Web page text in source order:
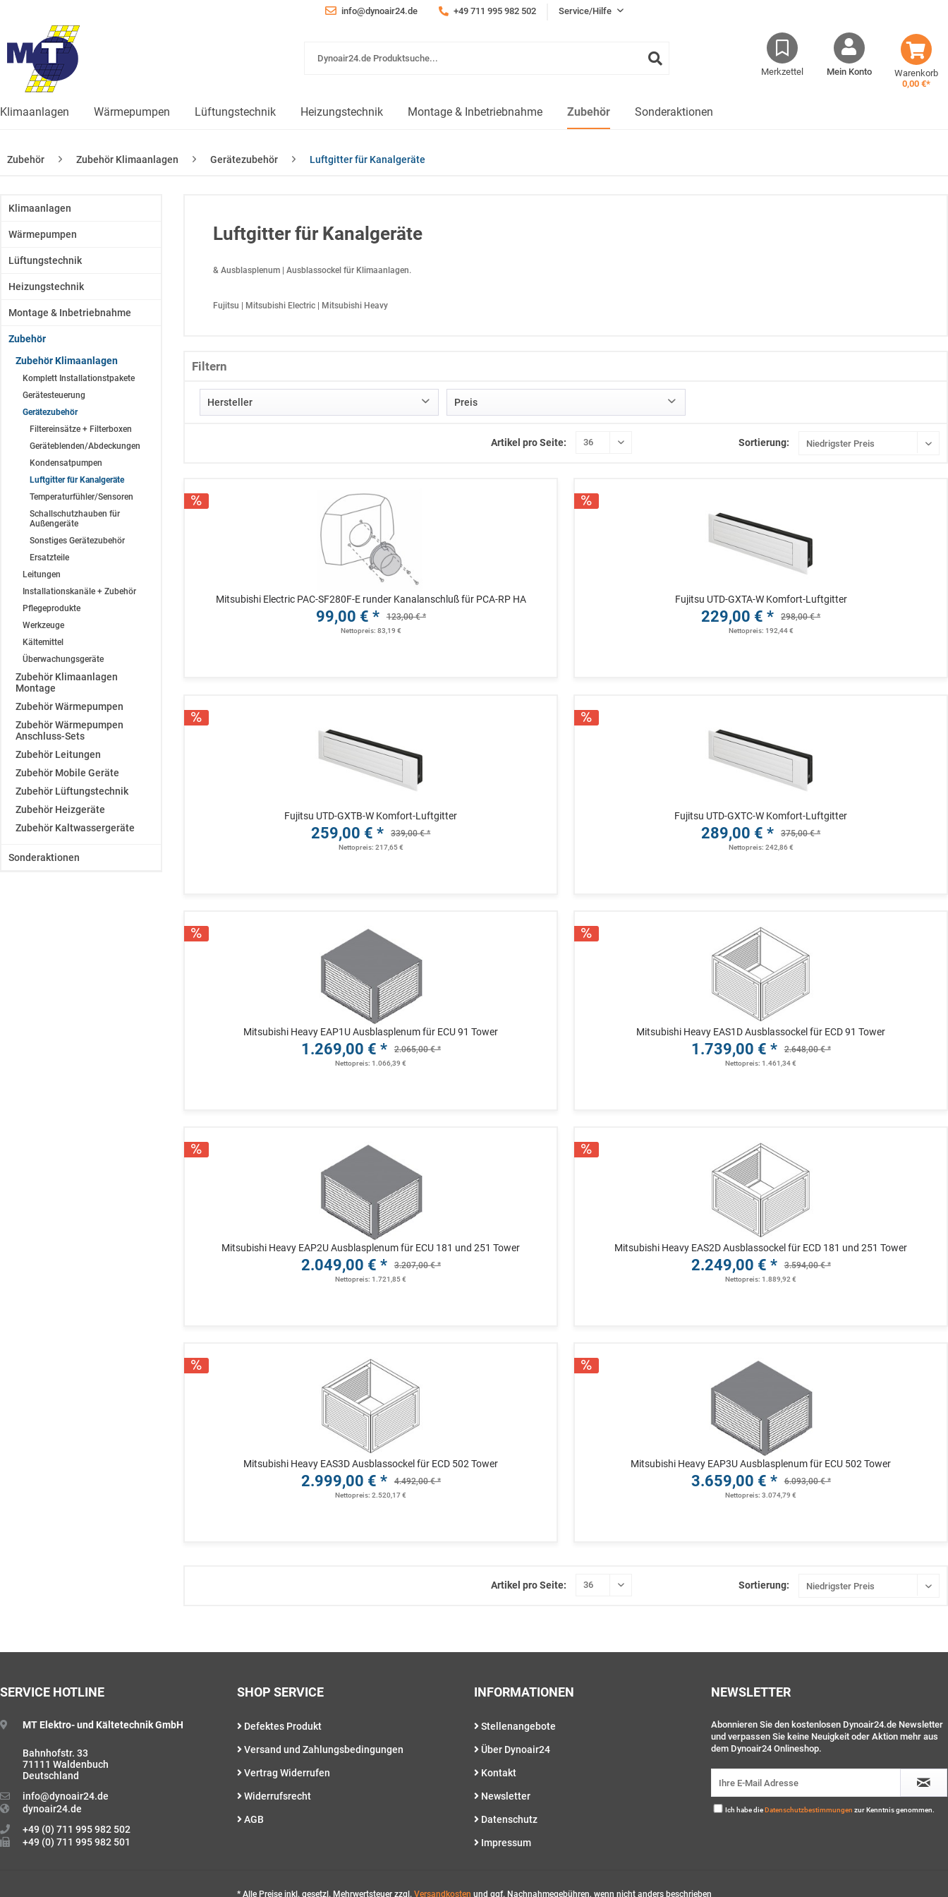
info@dynoair24.de +49 711 995 982 502 Service/Hilfe
Merkzettel Mein Konto
Warenkorb
0,00 €*
Klimaanlagen Wärmepumpen Lüftungstechnik Heizungstechnik Montage & Inbetriebnahme Zubehör Sonderaktionen
Zubehör Zubehör Klimaanlagen Gerätezubehör Luftgitter für Kanalgeräte
Klimaanlagen
Wärmepumpen
Lüftungstechnik
Heizungstechnik
Montage & Inbetriebnahme
Zubehör
Zubehör Klimaanlagen
Komplett Installationstpakete
Gerätesteuerung
Gerätezubehör
Filtereinsätze + Filterboxen
Geräteblenden/Abdeckungen
Kondensatpumpen
Luftgitter für Kanalgeräte
Temperaturfühler/Sensoren
Schallschutzhauben für
Außengeräte
Sonstiges Gerätezubehör
Ersatzteile
Leitungen
Installationskanäle + Zubehör
Pflegeprodukte
Werkzeuge
Kältemittel
Überwachungsgeräte
Zubehör Klimaanlagen
Montage
Zubehör Wärmepumpen
Zubehör Wärmepumpen
Anschluss-Sets
Zubehör Leitungen
Zubehör Mobile Geräte
Zubehör Lüftungstechnik
Zubehör Heizgeräte
Zubehör Kaltwassergeräte
Sonderaktionen
Luftgitter für Kanalgeräte
& Ausblasplenum | Ausblassockel für Klimaanlagen.
Fujitsu | Mitsubishi Electric | Mitsubishi Heavy
Filtern
Hersteller Preis
von99,00 €bis 3659,00 €
Artikel pro Seite: Sortierung:
Mitsubishi Electric PAC-SF280F-E runder Kanalanschluß für PCA-RP HA
99,00 € * 123,00 € *
Nettopreis: 83,19 €
Fujitsu UTD-GXTA-W Komfort-Luftgitter
229,00 € * 298,00 € *
Nettopreis: 192,44 €
Fujitsu UTD-GXTB-W Komfort-Luftgitter
259,00 € * 339,00 € *
Nettopreis: 217,65 €
Fujitsu UTD-GXTC-W Komfort-Luftgitter
289,00 € * 375,00 € *
Nettopreis: 242,86 €
Mitsubishi Heavy EAP1U Ausblasplenum für ECU 91 Tower
1.269,00 € * 2.065,00 € *
Nettopreis: 1.066,39 €
Mitsubishi Heavy EAS1D Ausblassockel für ECD 91 Tower
1.739,00 € * 2.648,00 € *
Nettopreis: 1.461,34 €
Mitsubishi Heavy EAP2U Ausblasplenum für ECU 181 und 251 Tower
2.049,00 € * 3.207,00 € *
Nettopreis: 1.721,85 €
Mitsubishi Heavy EAS2D Ausblassockel für ECD 181 und 251 Tower
2.249,00 € * 3.594,00 € *
Nettopreis: 1.889,92 €
Mitsubishi Heavy EAS3D Ausblassockel für ECD 502 Tower
2.999,00 € * 4.492,00 € *
Nettopreis: 2.520,17 €
Mitsubishi Heavy EAP3U Ausblasplenum für ECU 502 Tower
3.659,00 € * 6.093,00 € *
Nettopreis: 3.074,79 €
Artikel pro Seite: Sortierung:
SERVICE HOTLINE
MT Elektro- und Kältetechnik GmbH
Bahnhofstr. 33
71111 Waldenbuch
Deutschland
info@dynoair24.de
dynoair24.de
+49 (0) 711 995 982 502
+49 (0) 711 995 982 501
SHOP SERVICE
Defektes Produkt
Versand und Zahlungsbedingungen
Vertrag Widerrufen
Widerrufsrecht
AGB
INFORMATIONEN
Stellenangebote
Über Dynoair24
Kontakt
Newsletter
Datenschutz
Impressum
NEWSLETTER
Abonnieren Sie den kostenlosen Dynoair24.de Newsletter
und verpassen Sie keine Neuigkeit oder Aktion mehr aus
dem Dynoair24 Onlineshop.
Ich habe dieDatenschutzbestimmungen zur Kenntnis genommen.
* Alle Preise inkl. gesetzl. Mehrwertsteuer zzgl. Versandkosten und ggf. Nachnahmegebühren, wenn nicht anders beschrieben